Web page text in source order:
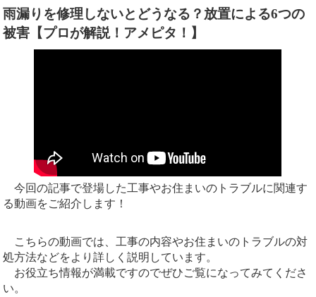
雨漏りを修理しないとどうなる？放置による6つの
被害【プロが解説！アメピタ！】
今回の記事で登場した工事やお住まいのトラブルに関連す
る動画をご紹介します！
こちらの動画では、工事の内容やお住まいのトラブルの対
処方法などをより詳しく説明しています。
お役立ち情報が満載ですのでぜひご覧になってみてくださ
い。